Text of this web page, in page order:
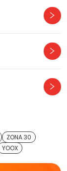
ZONA 30
YOOX